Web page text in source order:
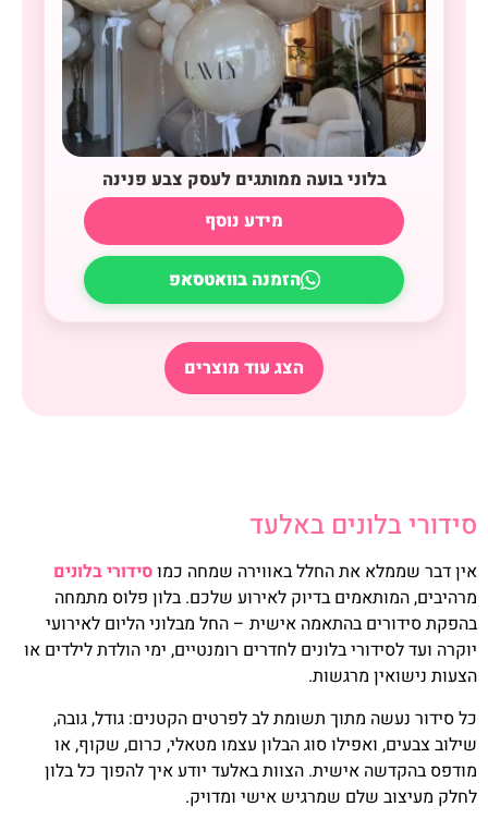
בלוני בועה ממותגים לעסק צבע פנינה
מידע נוסף
הזמנה בוואטסאפ
הצג עוד מוצרים
סידורי בלונים באלעד
אין דבר שממלא את החלל באווירה שמחה כמוסידורי בלונים
מרהיבים, המותאמים בדיוק לאירוע שלכם. בלון פלוס מתמחה
בהפקת סידורים בהתאמה אישית – החל מבלוני הליום לאירועי
יוקרה ועד לסידורי בלונים לחדרים רומנטיים, ימי הולדת לילדים או
הצעות נישואין מרגשות.
כל סידור נעשה מתוך תשומת לב לפרטים הקטנים: גודל, גובה,
שילוב צבעים, ואפילו סוג הבלון עצמו מטאלי, כרום, שקוף, או
מודפס בהקדשה אישית. הצוות באלעד יודע איך להפוך כל בלון
לחלק מעיצוב שלם שמרגיש אישי ומדויק.